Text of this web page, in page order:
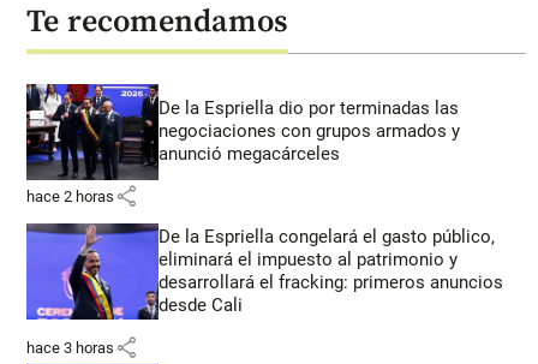
Te recomendamos
De la Espriella dio por terminadas las
negociaciones con grupos armados y
anunció megacárceles
hace 2 horas share
De la Espriella congelará el gasto público,
eliminará el impuesto al patrimonio y
desarrollará el fracking: primeros anuncios
desde Cali
hace 3 horas share